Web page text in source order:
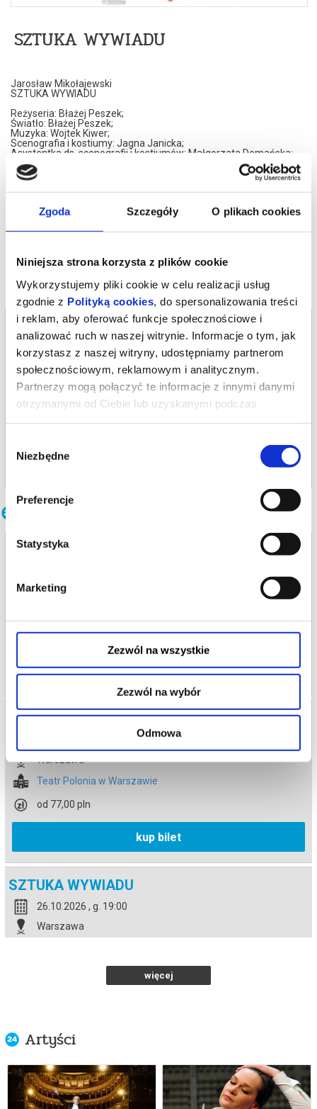
Zgoda Szczegóły O plikach cookies
Niniejsza strona korzysta z plików cookie
Wykorzystujemy pliki cookie w celu realizacji usług
zgodnie z Polityką cookies , do spersonalizowania treści
i reklam, aby oferować funkcje społecznościowe i
analizować ruch w naszej witrynie. Informacje o tym, jak
korzystasz z naszej witryny, udostępniamy partnerom
społecznościowym, reklamowym i analitycznym.
Partnerzy mogą połączyć te informacje z innymi danymi
otrzymanymi od Ciebie lub uzyskanymi podczas
zgody
Niezbędne
Preferencje
Statystyka
Marketing
Zezwól na wszystkie
Zezwól na wybór
Odmowa
SZTUKA WYWIADU
Jarosław Mikołajewski
SZTUKA WYWIADU
Reżyseria: Błażej Peszek;
Światło: Błażej Peszek;
Muzyka: Wojtek Kiwer;
Scenografia i kostiumy: Jagna Janicka;
Asystentka ds. scenografii i kostiumów: Małgorzata Domańska;
Producent wykonawczy: Rafał Rossa
Obsada:Maria Seweryn, Małgorzata Zajączkowska, Jan Peszek
*******
Bezpieczne zakupy w Bilety24. W przypadku odwołania
potwierdzony komunikatem wysyłanym na adres e-mail, podany
Bilety na termin:
21.11.2026 , g. 19:00 (sobota)
21.11.2026 , g. 19:00
Warszawa
Teatr Polonia w Warszawie
Inne terminy
SZTUKA WYWIADU
Warszawa
kup bilet
SZTUKA WYWIADU
Warszawa
Teatr Polonia w Warszawie
od 77,00 pln
kup bilet
SZTUKA WYWIADU
26.10.2026 , g. 19:00
Warszawa
SZTUKA WYWIADU
27.10.2026 , g. 19:00
Warszawa
więcej
Artyści